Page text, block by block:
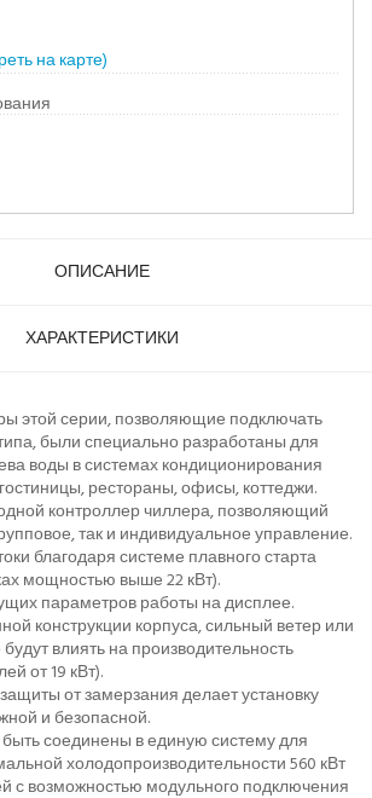
на карте)
ОПИСАНИЕ
ХАРАКТЕРИСТИКИ
этой серии, позволяющие подключать
были специально разработаны для
воды в системах кондиционирования
рестораны, офисы, коттеджи.
контроллер чиллера, позволяющий
так и индивидуальное управление.
благодаря системе плавного старта
мощностью выше 22 кВт).
параметров работы на дисплее.
конструкции корпуса, сильный ветер или
влиять на производительность
от 19 кВт).
от замерзания делает установку
и безопасной.
быть соединены в единую систему для
холодопроизводительности 560 кВт
с возможностью модульного подключения